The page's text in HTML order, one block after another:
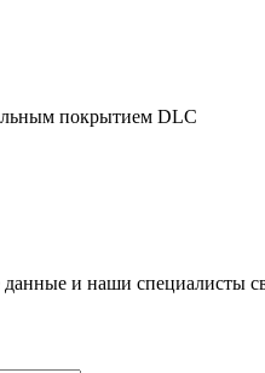
покрытием DLC
и наши специалисты